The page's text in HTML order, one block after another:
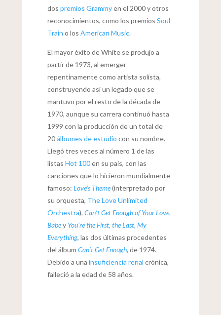
dos premios Grammyen el 2000 y otros
reconocimientos, como los premios Soul
Train o los American Music.
El mayor éxito de White se produjo a
partir de 1973, al emerger
repentinamente como artista solista,
construyendo así un legado que se
mantuvo por el resto de la década de
1970, aunque su carrera continuó hasta
1999 con la producción de un total de
20álbumes de estudio con su nombre.
Llegó tres veces al número 1 de las
listas Hot 100en su país, con las
canciones que lo hicieron mundialmente
famoso: Love’s Theme(interpretado por
su orquesta, The Love Unlimited
Orchestra), Can’t Get Enough of Your Love,
Babey You’re the First, the Last, My
Everything, las dos últimas procedentes
del álbum Can’t Get Enough, de 1974.
Debido a una insuficiencia renal crónica,
falleció a la edad de 58 años.